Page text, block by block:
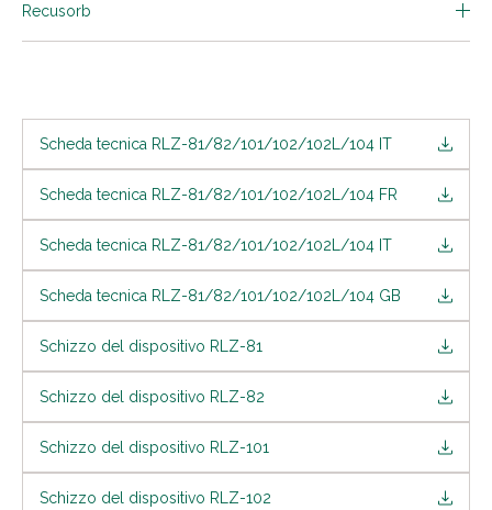
Recusorb
Scheda tecnica RLZ-81/82/101/102/102L/104 IT
Scheda tecnica RLZ-81/82/101/102/102L/104 FR
Scheda tecnica RLZ-81/82/101/102/102L/104 IT
Scheda tecnica RLZ-81/82/101/102/102L/104 GB
Schizzo del dispositivo RLZ-81
Schizzo del dispositivo RLZ-82
Schizzo del dispositivo RLZ-101
Schizzo del dispositivo RLZ-102